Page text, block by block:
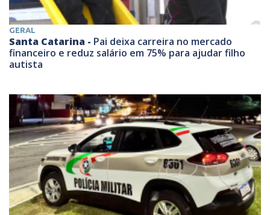
GERAL
Santa Catarina - Pai deixa carreira no mercado
financeiro e reduz salário em 75% para ajudar filho
autista